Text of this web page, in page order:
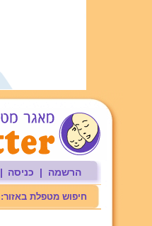
הרשמה | כניסה |
חיפוש מטפלת באזור: